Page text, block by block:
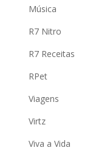
Música
R7 Nitro
R7 Receitas
RPet
Viagens
Virtz
Viva a Vida